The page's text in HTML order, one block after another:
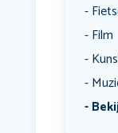
Film